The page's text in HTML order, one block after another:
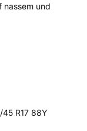
nassem und
R17 88Y